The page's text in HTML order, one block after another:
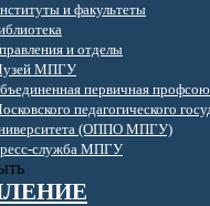
и факультеты
и отделы
МПГУ
первичная
педагогического
(ОППО МПГУ)
служба МПГУ